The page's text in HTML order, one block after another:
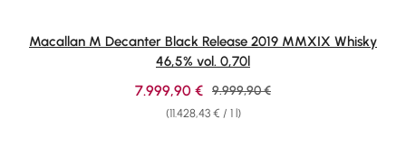
Macallan M Decanter Black Release 2019 MMXIX Whisky
46,5% vol. 0,70l
(11.428,43 € / 1 l)
Sale price:
7.999,90 € Regular price:
9.999,90 €